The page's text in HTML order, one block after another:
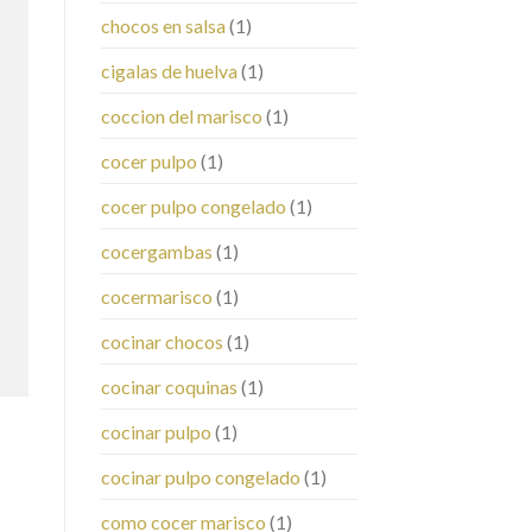
chocos en salsa(1)
cigalas de huelva(1)
coccion del marisco (1)
cocer pulpo (1)
cocer pulpo congelado (1)
cocergambas (1)
cocermarisco (1)
cocinar chocos (1)
cocinar coquinas (1)
cocinar pulpo (1)
cocinar pulpo congelado (1)
como cocer marisco (1)